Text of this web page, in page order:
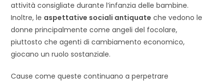
attività consigliate durante l’infanzia delle bambine.
Inoltre, le aspettative sociali antiquate che vedono le
donne principalmente come angeli del focolare,
piuttosto che agenti di cambiamento economico,
giocano un ruolo sostanziale.
Cause come queste continuano a perpetrare